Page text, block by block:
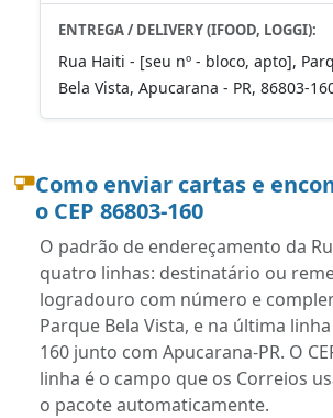
ENTREGA / DELIVERY (IFOOD, LOGGI):
Rua Haiti - [seu nº - bloco, apto],
Bela Vista, Apucarana - PR, 86803-
Como enviar cartas e
o CEP 86803-160
O padrão de endereçamento da
quatro linhas: destinatário ou
logradouro com número e
Parque Bela Vista, e na última linha
160 junto com Apucarana-PR. O
linha é o campo que os Correios
o pacote automaticamente.